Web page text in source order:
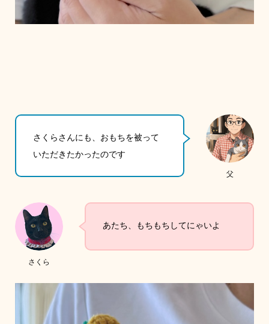
父
さくらさんにも、おもちを被って
いただきたかったのです
さくら
あたち、もちもちしてにゃいよ